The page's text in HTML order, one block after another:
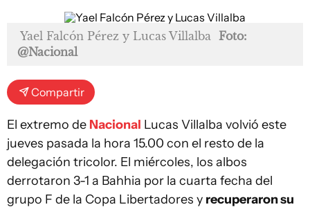
Yael Falcón Pérez y Lucas Villalba Foto:
@Nacional
Compartir
El extremo de Nacional Lucas Villalba volvió este
jueves pasada la hora 15.00 con el resto de la
delegación tricolor. El miércoles, los albos
derrotaron 3-1 a Bahhia por la cuarta fecha del
grupo F de la Copa Libertadores y recuperaron su